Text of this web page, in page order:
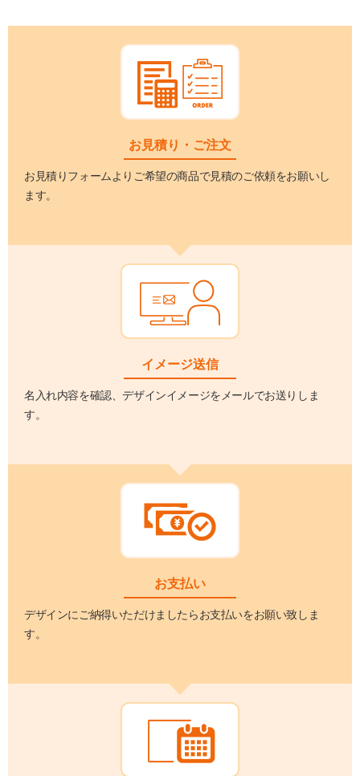
お見積り・ご注文
お見積りフォームよりご希望の商品で見積のご依頼をお願いし
ます。
イメージ送信
名入れ内容を確認、デザインイメージをメールでお送りしま
す。
お支払い
デザインにご納得いただけましたらお支払いをお願い致しま
す。